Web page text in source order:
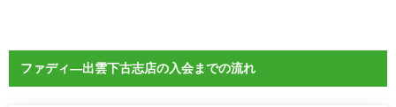
ファディ―出雲下古志店の入会までの流れ